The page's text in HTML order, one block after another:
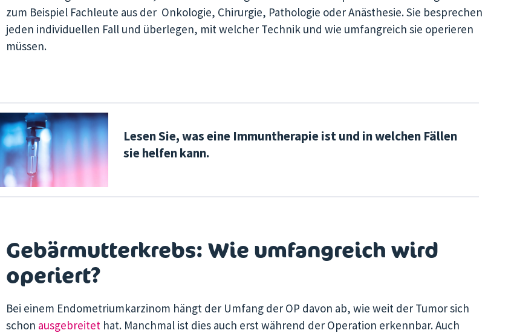
zum Beispiel Fachleute aus der Onkologie, Chirurgie, Pathologie oder Anästhesie. Sie besprechen
jeden individuellen Fall und überlegen, mit welcher Technik und wie umfangreich sie operieren
müssen.
Lesen Sie, was eine Immuntherapie ist und in welchen Fällen
sie helfen kann.
Gebärmutterkrebs: Wie umfangreich wird
operiert?
Bei einem Endometriumkarzinom hängt der Umfang der OP davon ab, wie weit der Tumor sich
schon ausgebreitet hat. Manchmal ist dies auch erst während der Operation erkennbar. Auch